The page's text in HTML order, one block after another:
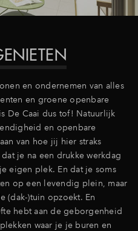
en ondernemen van alles
en groene openbare
De Caai dus tof! Natuurlijk
en openbare
van hoe jij hier straks
je na een drukke werkdag
eigen plek. En dat je soms
op een levendig plein, maar
(dak-)tuin opzoekt. En
hebt aan de geborgenheid
waar je je buren en